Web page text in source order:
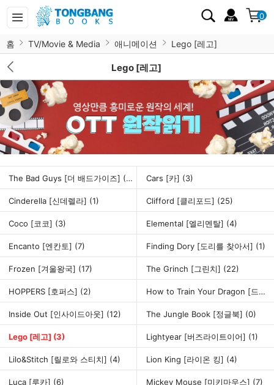
0
홈 TV/Movie & Media 애니메이션 Lego [레고]
Lego [레고]
The Bad Guys [더 배드가이즈] (32) Cars [카] (3)
Cinderella [신데렐라] (1) Clifford [클리포드] (25)
Coco [코코] (3) Elemental [엘리멘탈] (4)
Encanto [엔칸토] (7) Finding Dory [도리를 찾아서] (1)
Frozen [겨울왕국] (17) The Grinch [그린치] (22)
HOPPERS [호퍼스] (2) How to Train Your Dragon [드래곤 길들이기]
Inside Out [인사이드아웃] (12) The Jungle Book [정글북] (0)
Lego [레고] (3) Lightyear [버즈라이트이어] (1)
Lilo&Stitch [릴로와 스티치] (4) Lion King [라이온 킹] (4)
Luca [루카] (6) Mickey Mouse [미키마우스] (7)